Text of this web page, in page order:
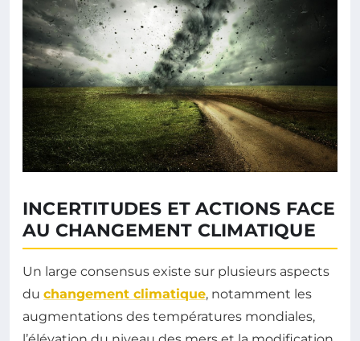
INCERTITUDES ET ACTIONS FACE
AU CHANGEMENT CLIMATIQUE
Un large consensus existe sur plusieurs aspects
du changement climatique, notamment les
augmentations des températures mondiales,